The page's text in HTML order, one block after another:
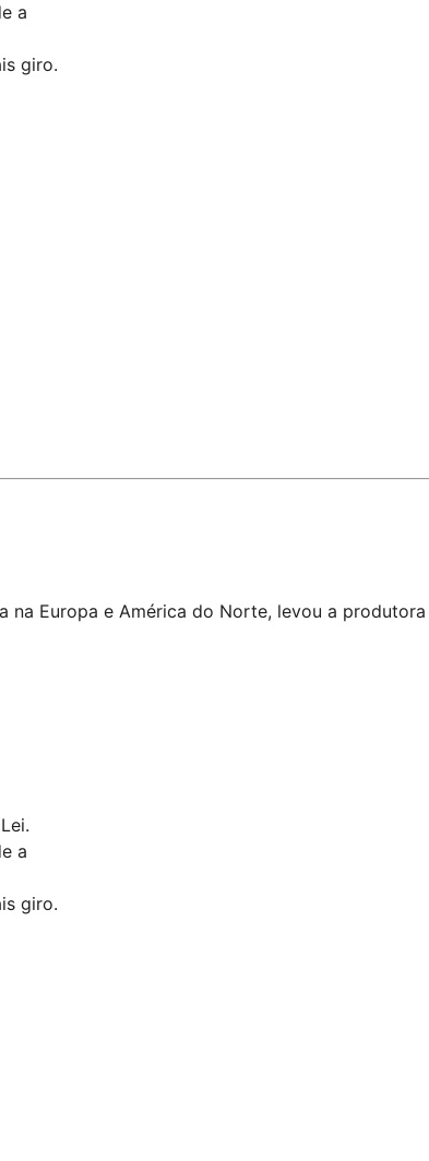
a
giro.
Europa e América do Norte, levou a
a
giro.